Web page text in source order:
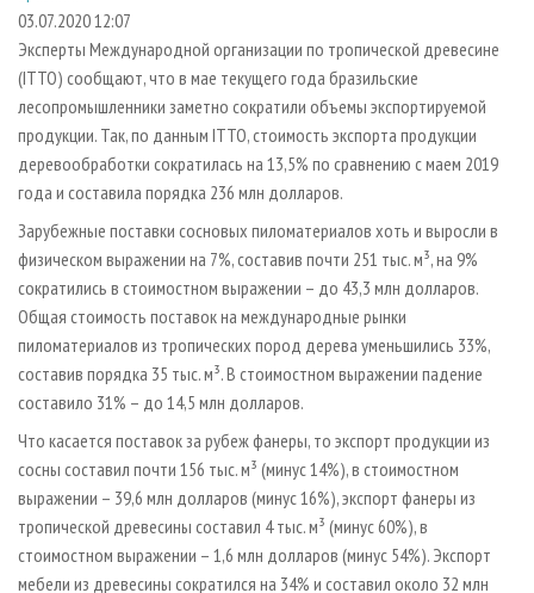
СУШКА ДРЕВЕСИНЫ
ПРОИЗВОДСТВО ДРЕВЕСНЫХ ПЛИТ
ДЕРЕВЯННОЕ ДОМОСТРОЕНИЕ
ПРОИЗВОДСТВО МЕБЕЛИ
БИОЭНЕРГЕТИКА
ИНСТРУМЕНТ И МАТЕРИАЛЫ
ПЕРСОНЫ
МОБИЛЬНЫЕ ВЫСТАВКИ
ОФИЦИАЛЬНЫЕ ДЕЛЕГАЦИИ
ПРИОРИТЕТНЫЕ ИНВЕСТПРОЕКТЫ
RUSSIAN FORESTRY REVIEW
ГАЗЕТА ЛЕСПРОМФОРУМ
БИБЛИОТЕКА СПЕЦИАЛИСТА
КОНТАКТЫ
РЕКЛАМА
РЕКЛАМА НА САЙТЕ
03.07.2020 12:07
Эксперты Международной организации по тропической древесине
(ITTO) сообщают, что в мае текущего года бразильские
лесопромышленники заметно сократили объемы экспортируемой
продукции. Так, по данным ITTO, стоимость экспорта продукции
деревообработки сократилась на 13,5% по сравнению с маем 2019
года и составила порядка 236 млн долларов.
Зарубежные поставки сосновых пиломатериалов хоть и выросли в
физическом выражении на 7%, составив почти 251 тыс. м³, на 9%
сократились в стоимостном выражении – до 43,3 млн долларов.
Общая стоимость поставок на международные рынки
пиломатериалов из тропических пород дерева уменьшились 33%,
составив порядка 35 тыс. м³. В стоимостном выражении падение
составило 31% – до 14,5 млн долларов.
Что касается поставок за рубеж фанеры, то экспорт продукции из
сосны составил почти 156 тыс. м³ (минус 14%), в стоимостном
выражении – 39,6 млн долларов (минус 16%), экспорт фанеры из
тропической древесины составил 4 тыс. м³ (минус 60%), в
стоимостном выражении – 1,6 млн долларов (минус 54%). Экспорт
мебели из древесины сократился на 34% и составил около 32 млн